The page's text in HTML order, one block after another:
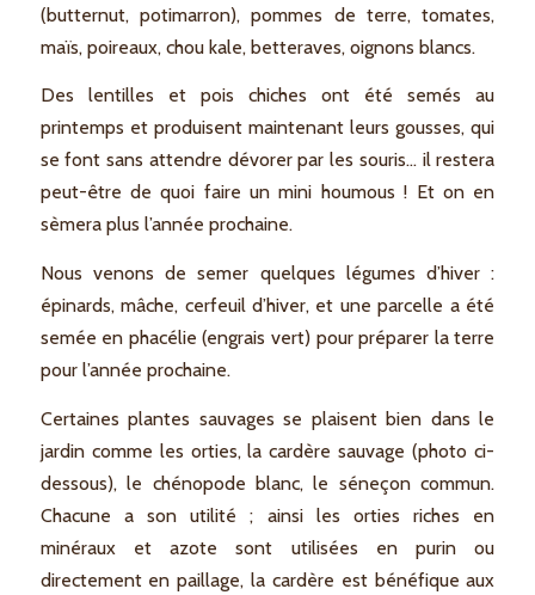
(butternut, potimarron), pommes de terre, tomates,
maïs, poireaux, chou kale, betteraves, oignons blancs.
Des lentilles et pois chiches ont été semés au
printemps et produisent maintenant leurs gousses, qui
se font sans attendre dévorer par les souris… il restera
peut-être de quoi faire un mini houmous ! Et on en
sèmera plus l’année prochaine.
Nous venons de semer quelques légumes d’hiver :
épinards, mâche, cerfeuil d’hiver, et une parcelle a été
semée en phacélie (engrais vert) pour préparer la terre
pour l’année prochaine.
Certaines plantes sauvages se plaisent bien dans le
jardin comme les orties, la cardère sauvage (photo ci-
dessous), le chénopode blanc, le séneçon commun.
Chacune a son utilité ; ainsi les orties riches en
minéraux et azote sont utilisées en purin ou
directement en paillage, la cardère est bénéfique aux